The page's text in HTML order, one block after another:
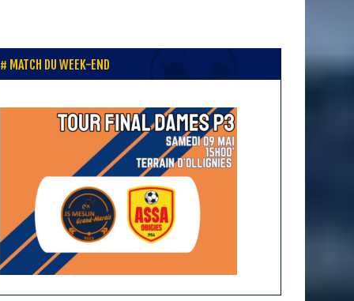
MATCH DU WEEK-END